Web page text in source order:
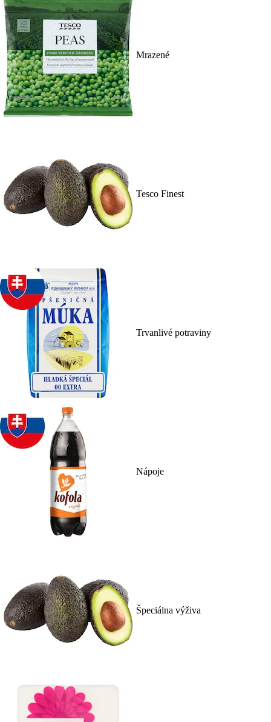
Mrazené
Tesco Finest
Trvanlivé potraviny
Nápoje
Špeciálna výživa